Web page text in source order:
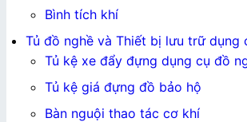
Bình tích khí
Tủ đồ nghề và Thiết bị lưu trữ dụng
Tủ kệ xe đẩy đựng dụng cụ đồ
Tủ kệ giá đựng đồ bảo hộ
Bàn nguội thao tác cơ khí